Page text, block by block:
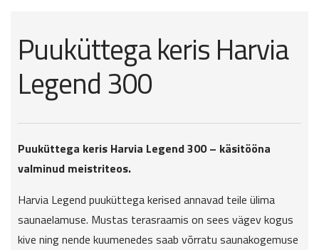
Puuküttega keris Harvia
Legend 300
Puuküttega keris Harvia Legend 300 – käsitööna
valminud meistriteos.
Harvia Legend puuküttega kerised annavad teile ülima
saunaelamuse. Mustas terasraamis on sees vägev kogus
kive ning nende kuumenedes saab võrratu saunakogemuse